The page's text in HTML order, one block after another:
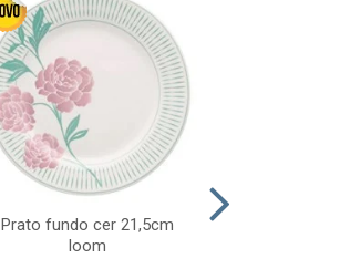
Prato fundo cer 21,5cm
loom